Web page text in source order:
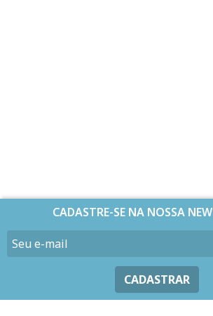
CADASTRE-SE NA NOSSA
CADASTRAR